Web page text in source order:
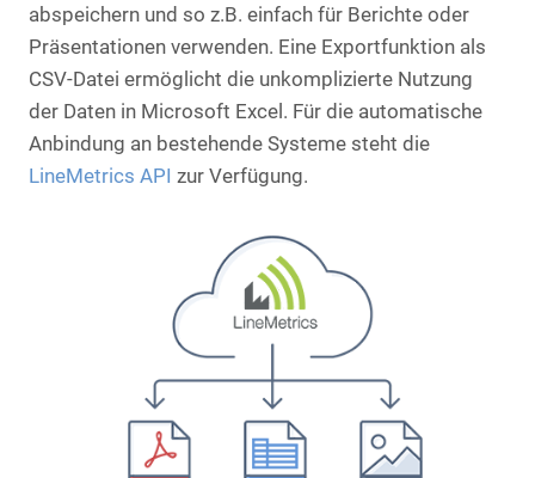
abspeichern und so z.B. einfach für Berichte oder
Präsentationen verwenden. Eine Exportfunktion als
CSV-Datei ermöglicht die unkomplizierte Nutzung
der Daten in Microsoft Excel. Für die automatische
Anbindung an bestehende Systeme steht die
LineMetrics API zur Verfügung.